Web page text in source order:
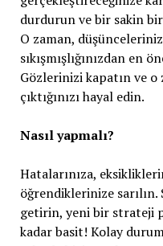
durdurun ve bir sakin
O zaman,
sıkışmışlığınızdan en
Gözlerinizi kapatın ve
çıktığınızı hayal edin.
Nasıl yapmalı?
Hatalarınıza,
öğrendiklerinize sarılın.
getirin, yeni bir strateji
kadar basit! Kolay